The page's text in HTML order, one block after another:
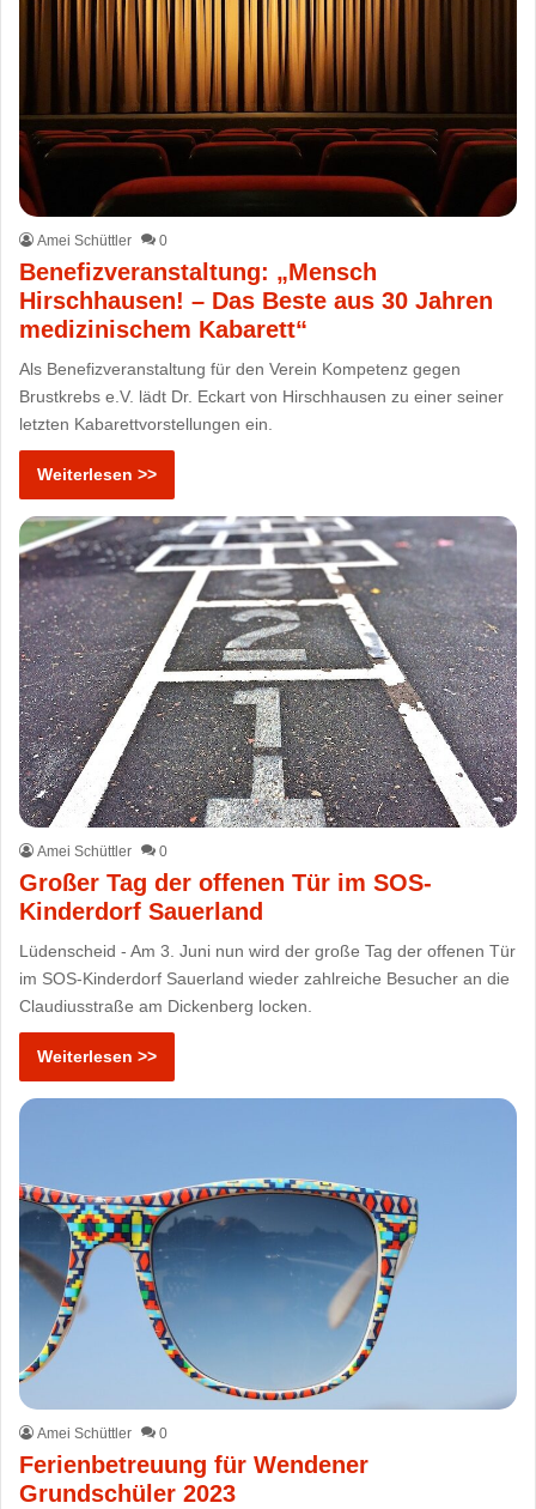
Amei Schüttler 0
Benefizveranstaltung: „Mensch
Hirschhausen! – Das Beste aus 30 Jahren
medizinischem Kabarett“
Als Benefizveranstaltung für den Verein Kompetenz gegen
Brustkrebs e.V. lädt Dr. Eckart von Hirschhausen zu einer seiner
letzten Kabarettvorstellungen ein.
Weiterlesen >>
Amei Schüttler 0
Großer Tag der offenen Tür im SOS-
Kinderdorf Sauerland
Lüdenscheid - Am 3. Juni nun wird der große Tag der offenen Tür
im SOS-Kinderdorf Sauerland wieder zahlreiche Besucher an die
Claudiusstraße am Dickenberg locken.
Weiterlesen >>
Amei Schüttler 0
Ferienbetreuung für Wendener
Grundschüler 2023